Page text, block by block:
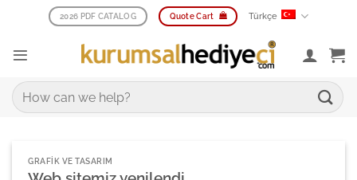
2026 PDF CATALOG Quote Cart Türkçe
Ara:
GRAFIK VE TASARIM